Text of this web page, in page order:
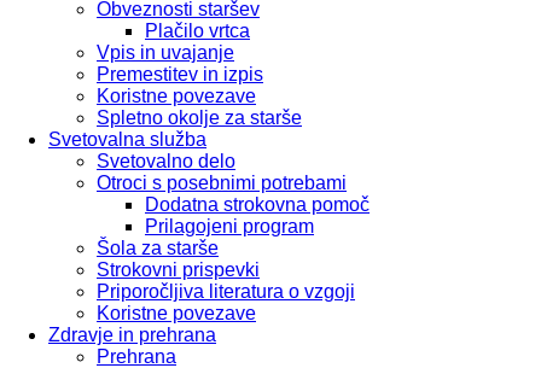
Obveznosti staršev
Plačilo vrtca
Vpis in uvajanje
Premestitev in izpis
Koristne povezave
Spletno okolje za starše
Svetovalna služba
Svetovalno delo
Otroci s posebnimi potrebami
Dodatna strokovna pomoč
Prilagojeni program
Šola za starše
Strokovni prispevki
Priporočljiva literatura o vzgoji
Koristne povezave
Zdravje in prehrana
Prehrana